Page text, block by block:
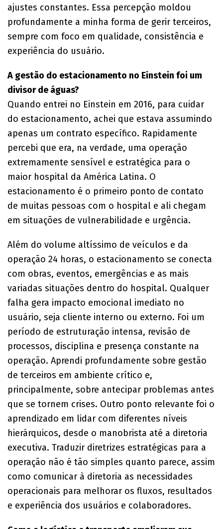
ajustes constantes. Essa percepção moldou
profundamente a minha forma de gerir terceiros,
sempre com foco em qualidade, consistência e
experiência do usuário.
A gestão do estacionamento no Einstein foi um
divisor de águas?
Quando entrei no Einstein em 2016, para cuidar
do estacionamento, achei que estava assumindo
apenas um contrato específico. Rapidamente
percebi que era, na verdade, uma operação
extremamente sensível e estratégica para o
maior hospital da América Latina. O
estacionamento é o primeiro ponto de contato
de muitas pessoas com o hospital e ali chegam
em situações de vulnerabilidade e urgência.
Além do volume altíssimo de veículos e da
operação 24 horas, o estacionamento se conecta
com obras, eventos, emergências e as mais
variadas situações dentro do hospital. Qualquer
falha gera impacto emocional imediato no
usuário, seja cliente interno ou externo. Foi um
período de estruturação intensa, revisão de
processos, disciplina e presença constante na
operação. Aprendi profundamente sobre gestão
de terceiros em ambiente crítico e,
principalmente, sobre antecipar problemas antes
que se tornem crises. Outro ponto relevante foi o
aprendizado em lidar com diferentes níveis
hierárquicos, desde o manobrista até a diretoria
executiva. Traduzir diretrizes estratégicas para a
operação não é tão simples quanto parece, assim
como comunicar à diretoria as necessidades
operacionais para melhorar os fluxos, resultados
e experiência dos usuários e colaboradores.